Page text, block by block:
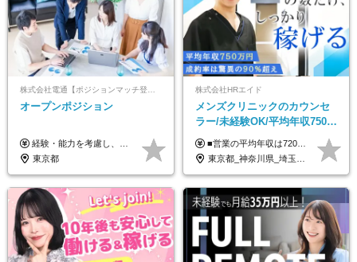
株式会社電通【ポジションマッチ登録】
オープンポジション
経験・能力を考慮し、当社規定により決定します。 ▼参考情報 ------------ 年収イメージ：500万～1500万
東京都
株式会社HRエイド
メンズクリニックのカウンセ
ラー/未経験OK/平均年収750万
円/4人に1人が年収1000万円超
え/成約率90％
■営業の平均年収は720万円！ ■4人に1人が年収1000万円超え 月給27万円～100万円+インセンティブ(平均月20～40万円程) ＜インセンティブ制度について＞ 当社では創業以来、頑張ったらその分稼げる環境づくりに注力。カウンセラー部署では、個人の成約金額・チームの成果・事業部の売上利益を掛け合わせる新しいインセンティブ制度を導入しました。あなたの頑張り次第で毎月高インセンティブが実現できる体制です！ ※上記金額には固定残業代（35,500円以上～・30時間分）が含まれます。時間超過分は追加支給します。 ※試用期間3か月あり。研修期間3か月中は、月給25万円～30万円になります。(固定残業代：35,500円～・23h分を含む) ※インセンティブの一部は、研修期間中から支給されます。その他待遇の差異はありません。
東京都_神奈川県_埼玉県_千葉県_大阪府_愛知県_北海道_宮城県_栃木県_群馬県_静岡県_兵庫県_京都府_岡山県_熊本県